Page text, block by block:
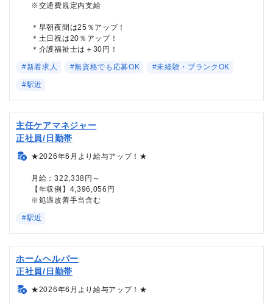
※交通費規定内支給
＊早朝夜間は25％アップ！
＊土日祝は20％アップ！
＊介護福祉士は＋30円！
#新着求人 #無資格でも応募OK #未経験・ブランクOK
#駅近
主任ケアマネジャー
正社員/日勤帯
★2026年6月より給与アップ！★
月給：322,338円～
【年収例】4,396,056円
※処遇改善手当含む
#駅近
ホームヘルパー
正社員/日勤帯
★2026年6月より給与アップ！★